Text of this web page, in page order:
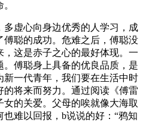
虚心向身边优秀的人学习，成
聪的成功。危难之后，傅聪没
这是赤子之心的最好体现。一
傅聪身上具备的优良品质，是
一代青年，我们要在生活中时
将来而努力。通过阅读《傅雷
的关爱。父母的唉就像大海取
难以回报，b说说的好：“鸦知